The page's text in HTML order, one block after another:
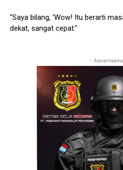
“Saya bilang, ‘Wow! Itu berarti
dekat, sangat cepat.”
-